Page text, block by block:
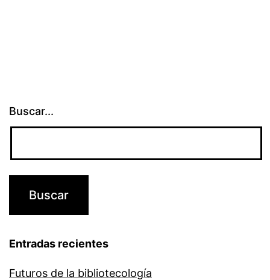
Buscar...
Entradas recientes
Futuros de la bibliotecología